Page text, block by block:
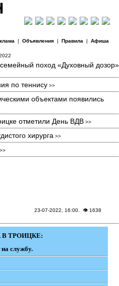
| Объявления| Правила | Афиша
поход «Духовный дозор»
по теннису >>
объектами появились
отметили День ВДВ >>
хирурга >>
>>
23-07-2022, 16:00 . 👁 1638
В ТРОИЦКЕ:
службу.